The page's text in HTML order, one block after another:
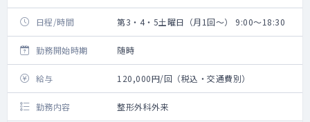
日程/時間 第3・4・5土曜日（月1回～） 9:00～18:30
勤務開始時期 随時
給与 120,000円/回（税込・交通費別）
勤務内容 整形外科外来